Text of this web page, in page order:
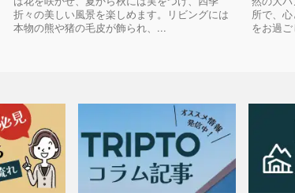
折々の美しい風景を楽しめます。リビングには
本物の熊や猪の毛皮が飾られ、...
所で、
をお過